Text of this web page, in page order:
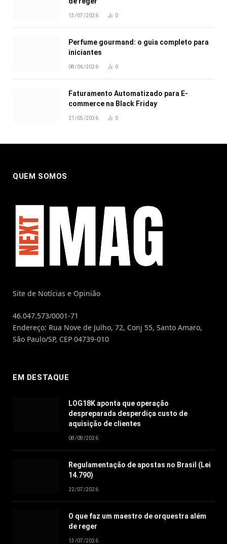
13/07/2026 0
Perfume gourmand: o guia completo para
iniciantes
08/06/2026 0
Faturamento Automatizado para E-
commerce na Black Friday
21/05/2026 0
QUEM SOMOS
Site de Notícias e Opinião
46.047.573/0001-71
Endereço: Rua Nove de Julho, 72, Conj 55, Santo Amaro,
São Paulo/SP, CEP 04739-010
EM DESTAQUE
LOG18K aponta que operação
despreparada desperdiça custo de
aquisição de clientes
08/08/2026
Regulamentação de apostas no Brasil (Lei
14.790)
22/07/2026
O que faz um maestro de orquestra além
de reger
13/07/2026